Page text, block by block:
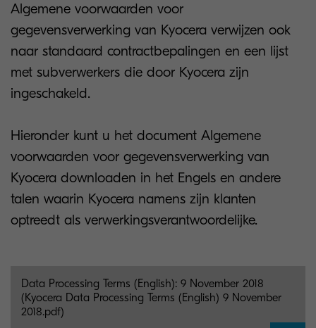
Algemene voorwaarden voor
gegevensverwerking van Kyocera verwijzen ook
naar standaard contractbepalingen en een lijst
met subverwerkers die door Kyocera zijn
ingeschakeld.
Hieronder kunt u het document Algemene
voorwaarden voor gegevensverwerking van
Kyocera downloaden in het Engels en andere
talen waarin Kyocera namens zijn klanten
optreedt als verwerkingsverantwoordelijke.
Data Processing Terms (English): 9 November 2018
(Kyocera Data Processing Terms (English) 9 November
2018.pdf)